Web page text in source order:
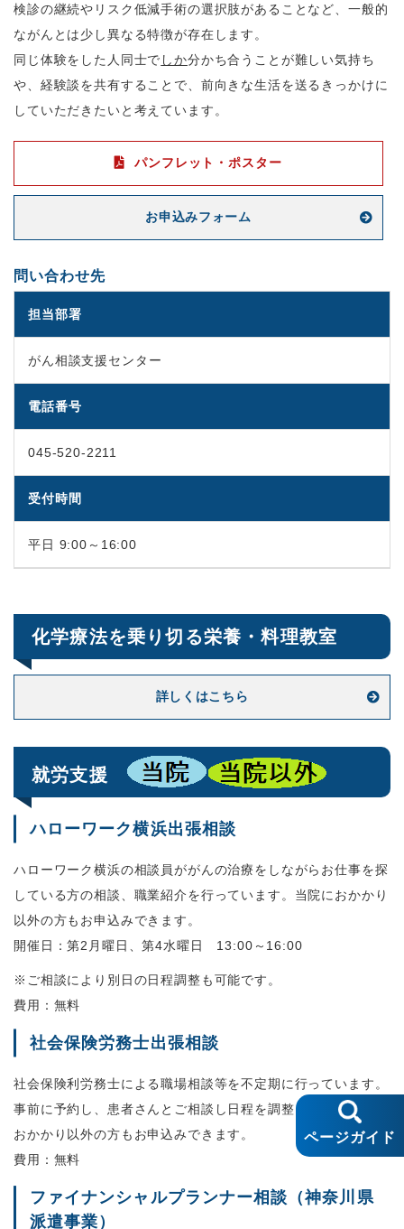
検診の継続やリスク低減手術の選択肢があることなど、一般的
ながんとは少し異なる特徴が存在します。
同じ体験をした人同士で しか分かち合うことが難しい気持ち
や、経験談を共有することで、前向きな生活を送るきっかけに
していただきたいと考えています。
パンフレット・ポスター
お申込みフォーム
問い合わせ先
担当部署
がん相談支援センター
電話番号
045-520-2211
受付時間
平日 9:00～16:00
化学療法を乗り切る栄養・料理教室
詳しくはこちら
就労支援
ハローワーク横浜出張相談
ハローワーク横浜の相談員ががんの治療をしながらお仕事を探
している方の相談、職業紹介を行っています。当院におかかり
以外の方もお申込みできます。
開催日：第2月曜日、第4水曜日 13:00～16:00
※ご相談により別日の日程調整も可能です。
費用：無料
社会保険労務士出張相談
社会保険利労務士による職場相談等を不定期に行っています。
事前に予約し、患者さんとご相談し日程を調整します。当院に
おかかり以外の方もお申込みできます。
費用：無料
ファイナンシャルプランナー相談（神奈川県
派遣事業）
ページガイド